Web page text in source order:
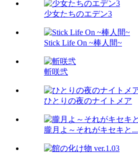
少女たちのエデン3
Stick Life On ~棒人間~
斬咲弐
ひとりの夜のナイトメア
朧月よ～それがキセキと...